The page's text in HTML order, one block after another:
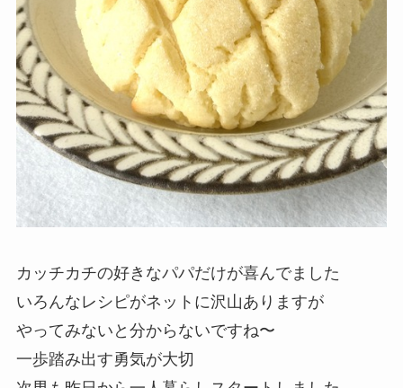
カッチカチの好きなパパだけが喜んでました
いろんなレシピがネットに沢山ありますが
やってみないと分からないですね〜
一歩踏み出す勇気が大切